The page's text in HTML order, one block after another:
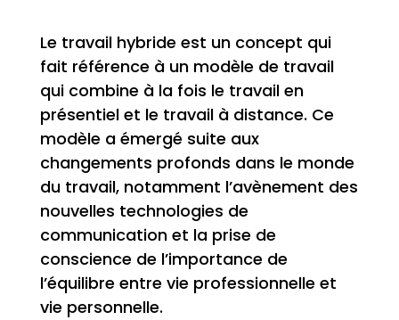
Le travail hybride est un concept qui
fait référence à un modèle de travail
qui combine à la fois le travail en
présentiel et le travail à distance. Ce
modèle a émergé suite aux
changements profonds dans le monde
du travail, notamment l’avènement des
nouvelles technologies de
communication et la prise de
conscience de l’importance de
l’équilibre entre vie professionnelle et
vie personnelle.